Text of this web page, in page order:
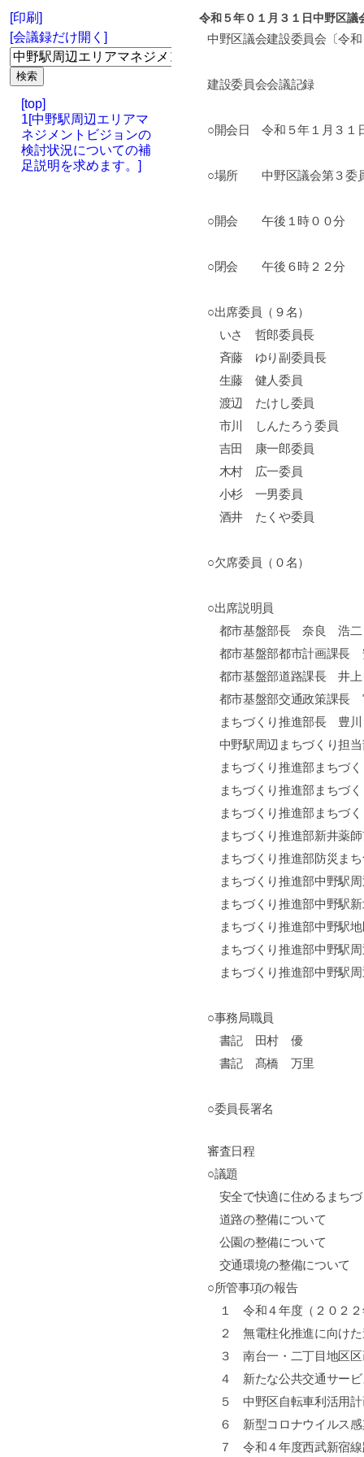
[印刷]
[会議録だけ開く]
[top]
1[中野駅周辺エリアマ
ネジメントビジョンの
検討状況についての補
足説明を求めます。]
令和５年０１月３１日中野区議
中野区議会建設委員会〔令
建設委員会会議記録
○開会日 令和５年１月３１
○場所 中野区議会第３委
○開会 午後１時００分
○閉会 午後６時２２分
○出席委員（９名）
いさ 哲郎委員長
斉藤 ゆり副委員長
生藤 健人委員
渡辺 たけし委員
市川 しんたろう委員
吉田 康一郎委員
木村 広一委員
小杉 一男委員
酒井 たくや委員
○欠席委員（０名）
○出席説明員
都市基盤部長 奈良 浩二
都市基盤部都市計画課
都市基盤部道路課長 井
都市基盤部交通政策課
まちづくり推進部長 豊
中野駅周辺まちづくり担
まちづくり推進部まちづ
まちづくり推進部まちづ
まちづくり推進部まちづ
まちづくり推進部新井薬
まちづくり推進部防災ま
まちづくり推進部中野駅
まちづくり推進部中野駅
まちづくり推進部中野駅
まちづくり推進部中野駅
まちづくり推進部中野駅
○事務局職員
書記 田村 優
書記 髙橋 万里
○委員長署名
審査日程
○議題
安全で快適に住めるまちづ
道路の整備について
公園の整備について
交通環境の整備について
○所管事項の報告
１ 令和４年度（２０２２
２ 無電柱化推進に向けた
３ 南台一・二丁目地区
４ 新たな公共交通サービ
５ 中野区自転車利活用計
６ 新型コロナウイルス感
７ 令和４年度西武新宿線